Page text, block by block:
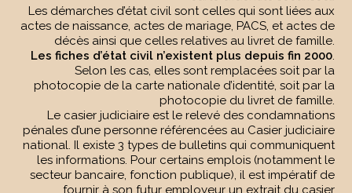
Les démarches d’état civil sont celles qui sont liées aux
actes de naissance, actes de mariage, PACS, et actes de
décès ainsi que celles relatives au livret de famille.
Les fiches d’état civil n’existent plus depuis fin 2000.
Selon les cas, elles sont remplacées soit par la
photocopie de la carte nationale d’identité, soit par la
photocopie du livret de famille.
Le casier judiciaire est le relevé des condamnations
pénales d’une personne référencées au Casier judiciaire
national. Il existe 3 types de bulletins qui communiquent
les informations. Pour certains emplois (notamment le
secteur bancaire, fonction publique), il est impératif de
fournir à son futur employeur un extrait du casier